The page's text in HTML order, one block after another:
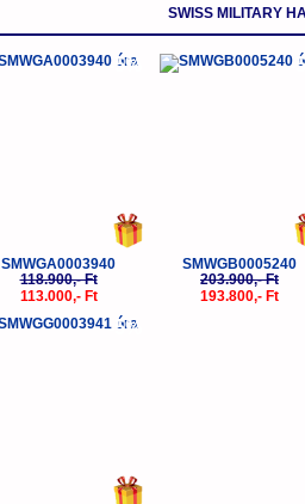
SWISS MILITARY
-5%
SMWGA0003940
118.900,- Ft
113.000,- Ft
-
SMWGB0005240
203.900,- Ft
193.800,- Ft
-5%